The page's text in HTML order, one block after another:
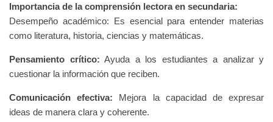
Importancia de la comprensión lectora en secundaria:
Desempeño académico: Es esencial para entender materias
como literatura, historia, ciencias y matemáticas.
Pensamiento crítico: Ayuda a los estudiantes a analizar y
cuestionar la información que reciben.
Comunicación efectiva: Mejora la capacidad de expresar
ideas de manera clara y coherente.